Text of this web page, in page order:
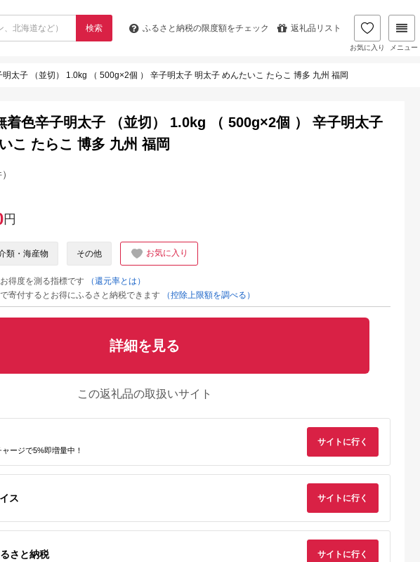
検索 ふるさと納税の限度額をチェック 返礼品リスト
お気に入り メニュー
明太子 （並切） 1.0kg （ 500g×2個 ） 辛子明太子 明太子 めんたいこ たらこ 博多 九州 福岡
出典：ふるなび
路市
鮭 鮭卵 魚卵
5.0
円
出典：ふるさとプレミ
5.0
出典：ふるなび
5.0
出典：ふるさとプレミ
アム
瓶詰め 北海道 贈答 ギ
5.0
出典：ふるな
北海道 岩内町
着色辛子明太子 （並切） 1.0kg （ 500g×2個 ） 辛子明太子
こ たらこ 博多 九州 福岡
円
類・海産物 その他 お気に入り
得度を測る指標です
（還元率とは）
寄付するとお得にふるさと納税できます
（控除上限額を調べる）
詳細を見る
この返礼品の取扱いサイト
ージで5%即増量中！
サイトに行く
ス サイトに行く
さと納税 サイトに行く